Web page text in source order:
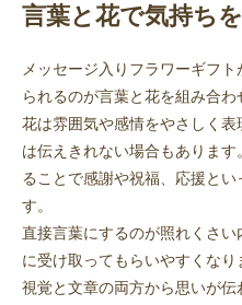
言葉と花で気持ち
メッセージ入りフラワーギフ
られるのが言葉と花を組み合わ
花は雰囲気や感情をやさしく
は伝えきれない場合もありま
ることで感謝や祝福、応援と
す。
直接言葉にするのが照れくさ
に受け取ってもらいやすくなり
視覚と文章の両方から思いが